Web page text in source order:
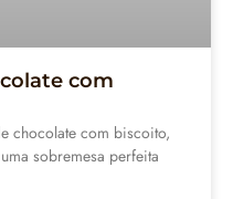
com
chocolate com biscoito,
sobremesa perfeita